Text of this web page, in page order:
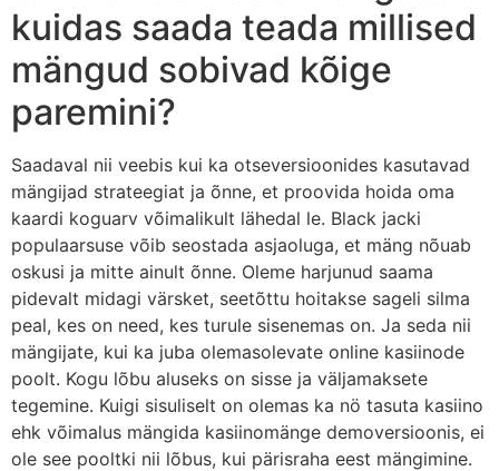
kuidas saada teada millised
mängud sobivad kõige
paremini?
Saadaval nii veebis kui ka otseversioonides kasutavad
mängijad strateegiat ja õnne, et proovida hoida oma
kaardi koguarv võimalikult lähedal le. Black jacki
populaarsuse võib seostada asjaoluga, et mäng nõuab
oskusi ja mitte ainult õnne. Oleme harjunud saama
pidevalt midagi värsket, seetõttu hoitakse sageli silma
peal, kes on need, kes turule sisenemas on. Ja seda nii
mängijate, kui ka juba olemasolevate online kasiinode
poolt. Kogu lõbu aluseks on sisse ja väljamaksete
tegemine. Kuigi sisuliselt on olemas ka nö tasuta kasiino
ehk võimalus mängida kasiinomänge demoversioonis, ei
ole see pooltki nii lõbus, kui pärisraha eest mängimine.